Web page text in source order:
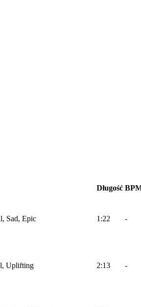
Długość
Sad, Epic 1:22 -
Uplifting 2:13 -